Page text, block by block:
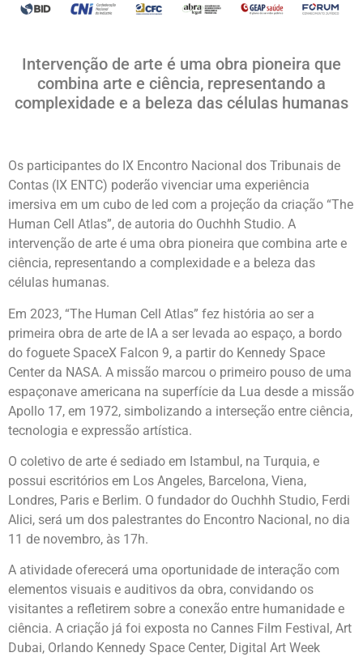
Intervenção de arte é uma obra pioneira que
combina arte e ciência, representando a
complexidade e a beleza das células humanas
Os participantes do IX Encontro Nacional dos Tribunais de
Contas (IX ENTC) poderão vivenciar uma experiência
imersiva em um cubo de led com a projeção da criação “The
Human Cell Atlas”, de autoria do Ouchhh Studio. A
intervenção de arte é uma obra pioneira que combina arte e
ciência, representando a complexidade e a beleza das
células humanas.
Em 2023, “The Human Cell Atlas” fez história ao ser a
primeira obra de arte de IA a ser levada ao espaço, a bordo
do foguete SpaceX Falcon 9, a partir do Kennedy Space
Center da NASA. A missão marcou o primeiro pouso de uma
espaçonave americana na superfície da Lua desde a missão
Apollo 17, em 1972, simbolizando a interseção entre ciência,
tecnologia e expressão artística.
O coletivo de arte é sediado em Istambul, na Turquia, e
possui escritórios em Los Angeles, Barcelona, Viena,
Londres, Paris e Berlim. O fundador do Ouchhh Studio, Ferdi
Alici, será um dos palestrantes do Encontro Nacional, no dia
11 de novembro, às 17h.
A atividade oferecerá uma oportunidade de interação com
elementos visuais e auditivos da obra, convidando os
visitantes a refletirem sobre a conexão entre humanidade e
ciência. A criação já foi exposta no Cannes Film Festival, Art
Dubai, Orlando Kennedy Space Center, Digital Art Week